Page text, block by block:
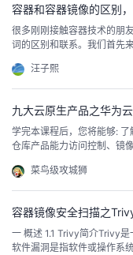
容器和容器镜像的区别
很多刚刚接触容器技术的朋
词的区别和联系。我们首先
是一个静态概念，一个镜像
ocker镜像的内部实现细节
汪子熙
九大云原生产品之华为
学完本课程后，您将能够:
仓库产品能力访问控制、镜
菜鸟级攻城狮
容器镜像安全扫描之
一 概述 1.1 Trivy简介Trivy是
软件漏洞是指软件或操作系